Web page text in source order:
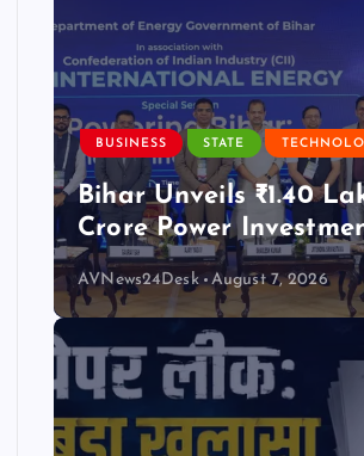
BUSINESS STATE
Bihar Unveils ₹1.40
Crore Power
AVNews24Desk August 7, 2026